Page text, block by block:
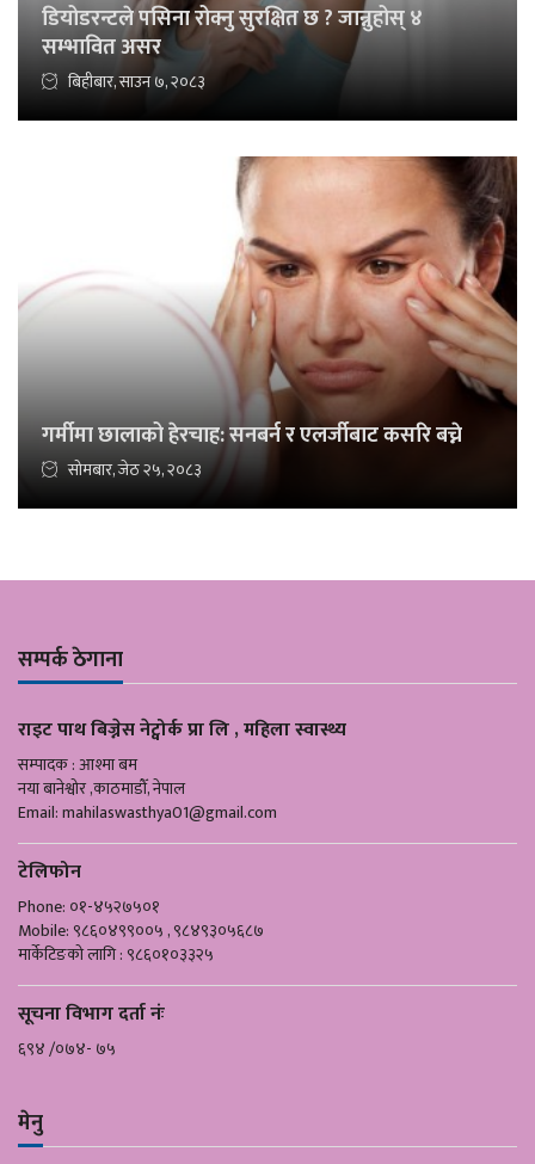
डियोडरन्टले पसिना रोक्नु सुरक्षित छ ? जान्नुहोस् ४
सम्भावित असर
बिहीबार, साउन ७, २०८३
गर्मीमा छालाको हेरचाह: सनबर्न र एलर्जीबाट कसरि बच्ने
सोमबार, जेठ २५, २०८३
सम्पर्क ठेगाना
राइट पाथ बिज्नेस नेट्वोर्क प्रा लि , महिला स्वास्थ्य
सम्पादक : आश्मा बम
नया बानेश्वोर ,काठमाडौँ, नेपाल
Email:mahilaswasthya01@gmail.com
टेलिफोन
Phone: ०१-४५२७५०१
Mobile: ९८६०४९९००५ , ९८४९३०५६८७
मार्केटिङको लागि : ९८६०१०३३२५
सूचना विभाग दर्ता नंः
६९४ /०७४- ७५
मेनु